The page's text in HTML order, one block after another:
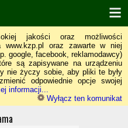
jakości oraz możliwości
www.kzp.pl oraz zawarte w niej
google, facebook, reklamodawcy)
są zapisywane na urządzeniu
nie życzy sobie, aby pliki te były
odpowiednie opcje swojej
informacji...
Wyłącz ten komunikat